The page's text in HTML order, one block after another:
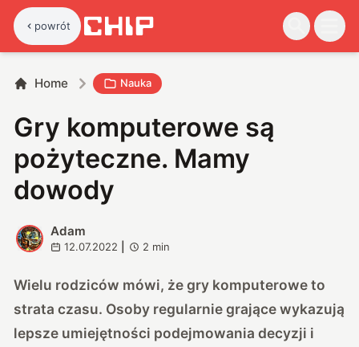
powrót
Home Nauka
Gry komputerowe są
pożyteczne. Mamy
dowody
A
Adam
12.07.2022 2 min
Wielu rodziców mówi, że gry komputerowe to
strata czasu. Osoby regularnie grające wykazują
lepsze umiejętności podejmowania decyzji i